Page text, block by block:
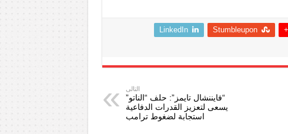
Stumbleupon
LinkedIn
التالى
“فايننشال تايمز”: حلف “الناتو”
يسعى لتعزيز القدرات الدفاعية
استجابة لضغوط ترامب